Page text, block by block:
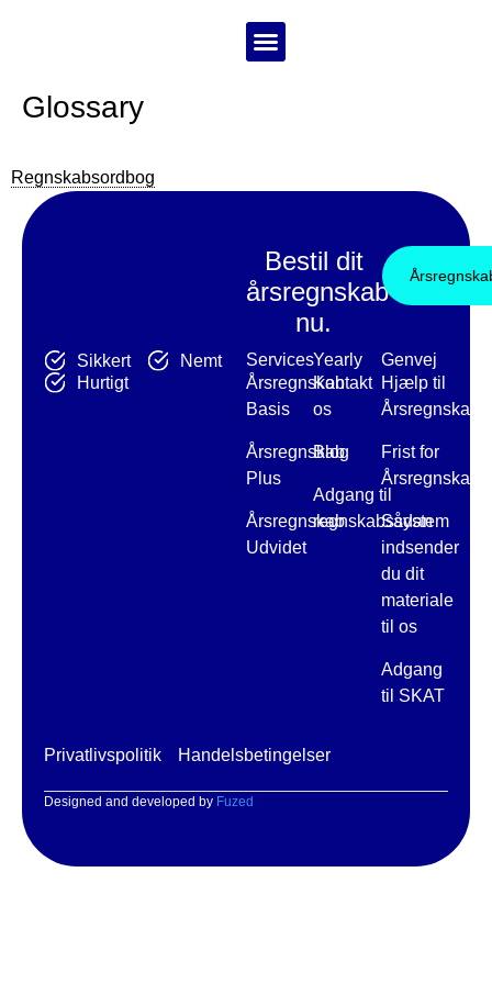
Glossary
Regnskabsordbog
Bestil dit
årsregnskab
nu.
Sikkert
Nemt
Hurtigt
Services
Årsregnskab
Basis
Årsregnskab
Plus
Årsregnskab
Udvidet
Yearly
Kontakt
os
Blog
Adgang til
regnskabssystem
Genvej
Hjælp til
Årsregnskab
Frist for
Årsregnskab
Sådan
indsender
du dit
materiale
til os
Adgang
til SKAT
Privatlivspolitik Handelsbetingelser
Designed and developed by Fuzed